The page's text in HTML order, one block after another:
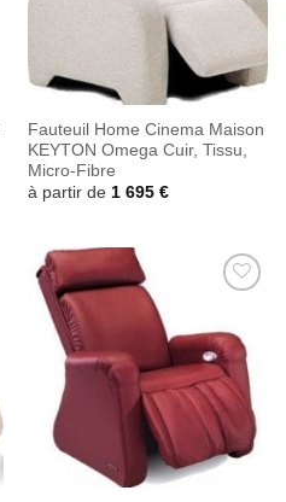
Fauteuil Home Cinema Maison
KEYTON Omega Cuir, Tissu,
Micro-Fibre
à partir de 1 695 €
wishlist